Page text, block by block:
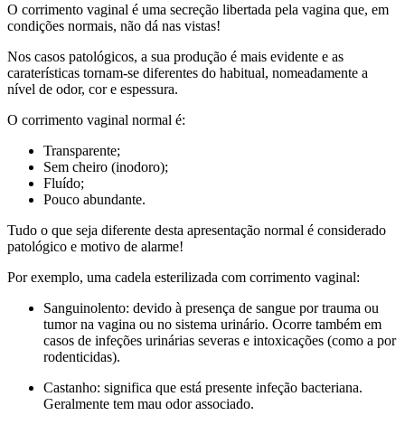
O corrimento vaginal é uma secreção libertada pela vagina que, em
condições normais, não dá nas vistas!
Nos casos patológicos, a sua produção é mais evidente e as
caraterísticas tornam-se diferentes do habitual, nomeadamente a
nível de odor, cor e espessura.
O corrimento vaginal normal é:
Transparente;
Sem cheiro (inodoro);
Fluído;
Pouco abundante.
Tudo o que seja diferente desta apresentação normal é considerado
patológico e motivo de alarme!
Por exemplo, uma cadela esterilizada com corrimento vaginal:
Sanguinolento: devido à presença de sangue por trauma ou
tumor na vagina ou no sistema urinário. Ocorre também em
casos de infeções urinárias severas e intoxicações (como a por
rodenticidas).
Castanho: significa que está presente infeção bacteriana.
Geralmente tem mau odor associado.